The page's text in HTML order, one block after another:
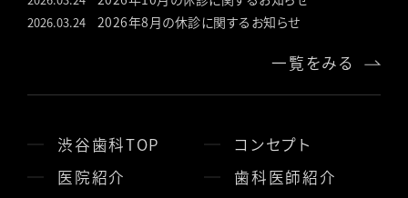
2026.03.24 2026年8月の休診に関するお知らせ
一覧をみる
渋谷歯科TOP
コンセプト
医院紹介
歯科医師紹介